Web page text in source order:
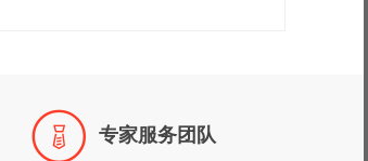
 专家服务团队